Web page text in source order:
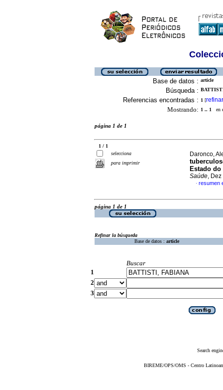
Base de datos : article
Búsqueda :
Referencias encontradas : 1 [refinar
Mostrando: 1 .. 1 en
página 1 de 1
1 / 1
selecciona
para imprimir
Daronco,
Estado
Saúde,
· resumen
página 1 de 1
Refinar la búsqueda
Base de datos : article
Buscar
1
2
3
Search
BIREME/OPS/OMS - Centro